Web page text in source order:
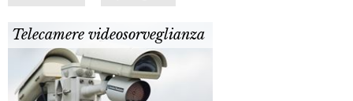
Telecamere videosorveglianza